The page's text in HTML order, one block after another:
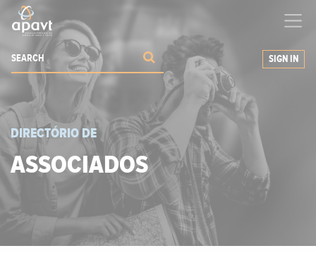
grow your business
SIGN IN
DIRECTÓRIO DE
ASSOCIADOS